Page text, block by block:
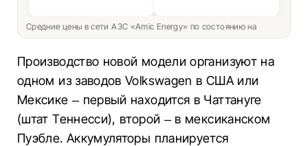
Средние цены в сети АЗС «Amic Energy» по состоянию на
Производство новой модели организуют на
одном из заводов Volkswagen в США или
Мексике – первый находится в Чаттануге
(штат Теннесси), второй – в мексиканском
Пуэбле. Аккумуляторы планируется